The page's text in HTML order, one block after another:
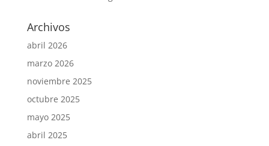
Archivos
abril 2026
marzo 2026
noviembre 2025
octubre 2025
mayo 2025
abril 2025